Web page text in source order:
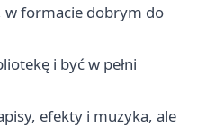
w formacie dobrym do
i być w pełni
efekty i muzyka, ale